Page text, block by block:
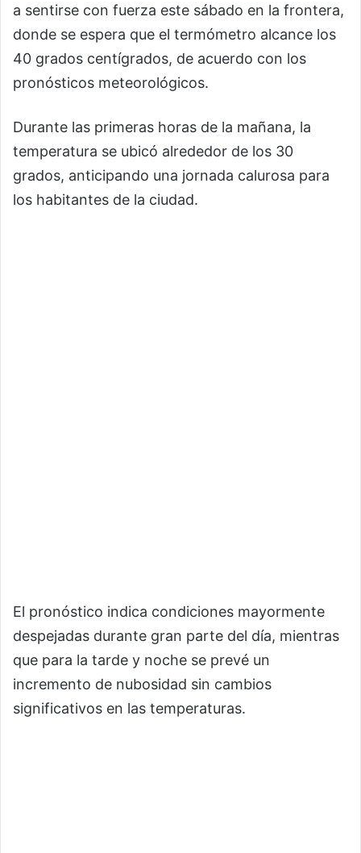
a sentirse con fuerza este sábado en la frontera,
donde se espera que el termómetro alcance los
40 grados centígrados, de acuerdo con los
pronósticos meteorológicos.
Durante las primeras horas de la mañana, la
temperatura se ubicó alrededor de los 30
grados, anticipando una jornada calurosa para
los habitantes de la ciudad.
El pronóstico indica condiciones mayormente
despejadas durante gran parte del día, mientras
que para la tarde y noche se prevé un
incremento de nubosidad sin cambios
significativos en las temperaturas.